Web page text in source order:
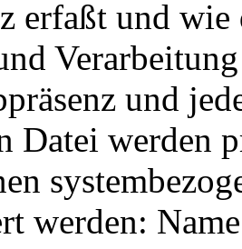
erfaßt und
und
Datei werden
werden: